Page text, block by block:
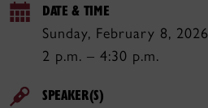
DATE & TIME
Sunday, February 8, 2026
2 p.m. – 4:30 p.m.
SPEAKER(S)